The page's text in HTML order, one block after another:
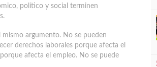
político y social terminen
mismo argumento. No se pueden
derechos laborales porque afecta el
afecta el empleo. No se puede